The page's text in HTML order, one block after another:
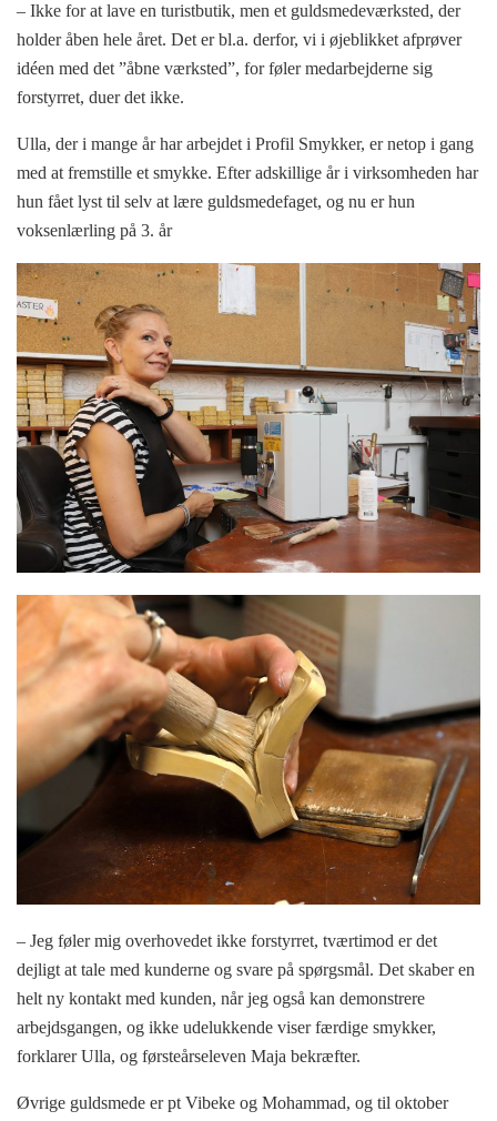
– Ikke for at lave en turistbutik, men et guldsmedeværksted, der
holder åben hele året. Det er bl.a. derfor, vi i øjeblikket afprøver
idéen med det ”åbne værksted”, for føler medarbejderne sig
forstyrret, duer det ikke.
Ulla, der i mange år har arbejdet i Profil Smykker, er netop i gang
med at fremstille et smykke. Efter adskillige år i virksomheden har
hun fået lyst til selv at lære guldsmedefaget, og nu er hun
voksenlærling på 3. år
– Jeg føler mig overhovedet ikke forstyrret, tværtimod er det
dejligt at tale med kunderne og svare på spørgsmål. Det skaber en
helt ny kontakt med kunden, når jeg også kan demonstrere
arbejdsgangen, og ikke udelukkende viser færdige smykker,
forklarer Ulla, og førsteårseleven Maja bekræfter.
Øvrige guldsmede er pt Vibeke og Mohammad, og til oktober